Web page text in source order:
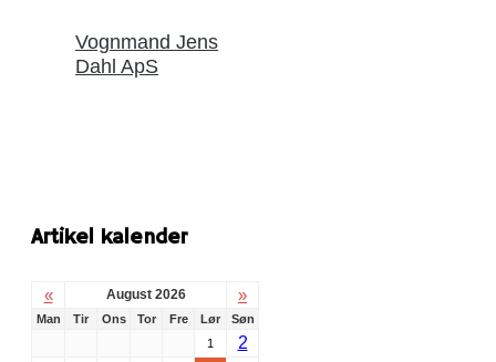
Vognmand Jens
Dahl ApS
Artikel kalender
« August 2026 »
Man Tir Ons Tor Fre Lør
Søn
1
2